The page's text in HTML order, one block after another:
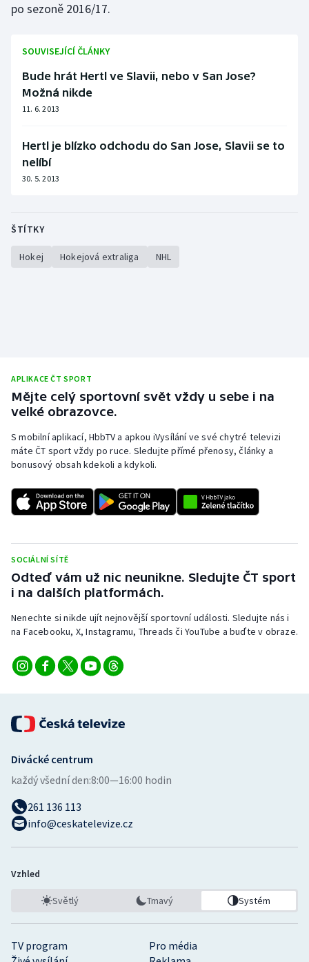
Olympijské hry
Parasport
Plážový volejbal
Rychlobruslení
Rychlostní kanoistika
Veslování
Vodní slalom
Volejbal
Ostatní
po sezoně 2016/17.
SOUVISEJÍCÍ ČLÁNKY
Bude hrát Hertl ve Slavii, nebo v San Jose?
Možná nikde
11. 6. 2013
Hertl je blízko odchodu do San Jose, Slavii se to
nelíbí
30. 5. 2013
ŠTÍTKY
Hokej Hokejová extraliga NHL
APLIKACE ČT SPORT
Mějte celý sportovní svět vždy u sebe i na
velké obrazovce.
S mobilní aplikací, HbbTV a apkou iVysílání ve své chytré televizi
máte ČT sport vždy po ruce. Sledujte přímé přenosy, články a
bonusový obsah kdekoli a kdykoli.
SOCIÁLNÍ SÍTĚ
Odteď vám už nic neunikne. Sledujte ČT sport
i na dalších platformách.
Nenechte si nikde ujít nejnovější sportovní události. Sledujte nás i
na Facebooku, X, Instagramu, Threads či YouTube a buďte v obraze.
TV program
Pro média
Divácké centrum
každý všední den:8:00—16:00 hodin
261 136 113
info@ceskatelevize.cz
Vzhled
Světlý Tmavý Systém